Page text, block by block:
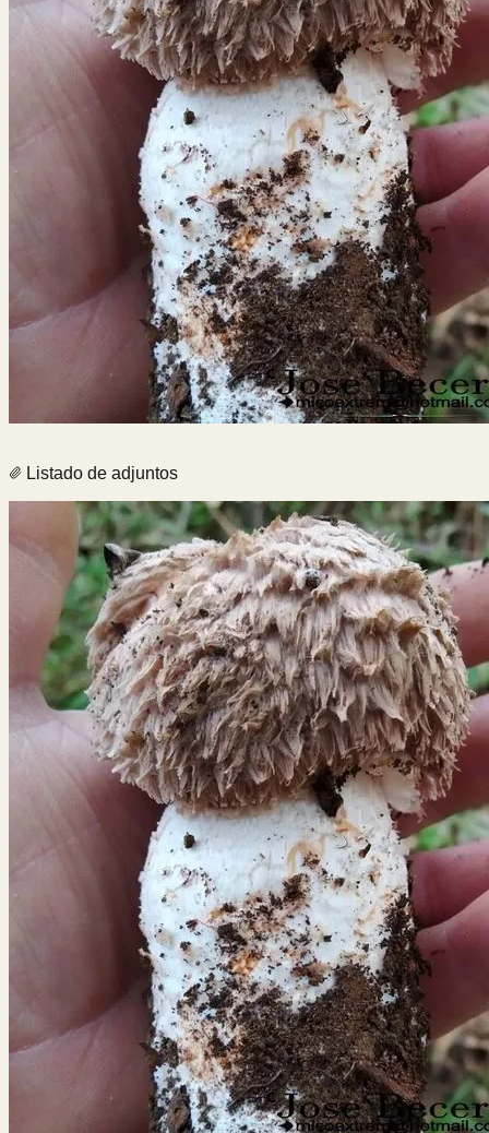
Listado de adjuntos